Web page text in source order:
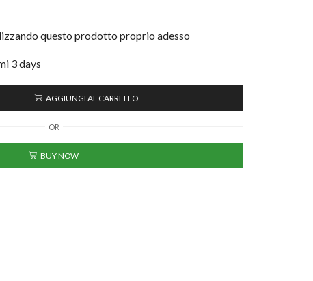
questo prodotto proprio adesso
3 days
AGGIUNGI AL CARRELLO
OR
BUY NOW